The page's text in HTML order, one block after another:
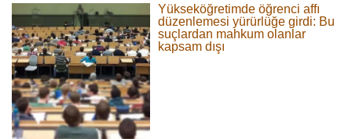
Yükseköğretimde öğrenci affı
düzenlemesi yürürlüğe girdi: Bu
suçlardan mahkum olanlar
kapsam dışı